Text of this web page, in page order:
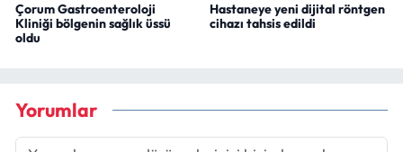
Çorum Gastroenteroloji
Kliniği bölgenin sağlık üssü
oldu
Hastaneye yeni dijital röntgen
cihazı tahsis edildi
Yorumlar